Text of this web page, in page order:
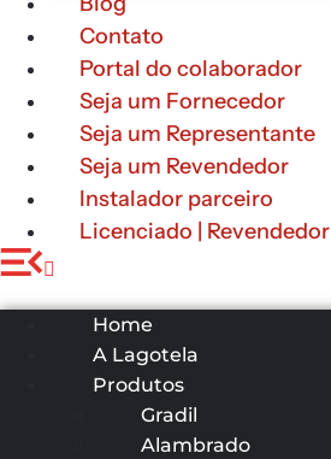
Contato
Portal do colaborador
Seja um Fornecedor
Seja um Representante
Seja um Revendedor
Instalador parceiro
Licenciado | Revendedor
Home
A Lagotela
Produtos
Gradil
Alambrado